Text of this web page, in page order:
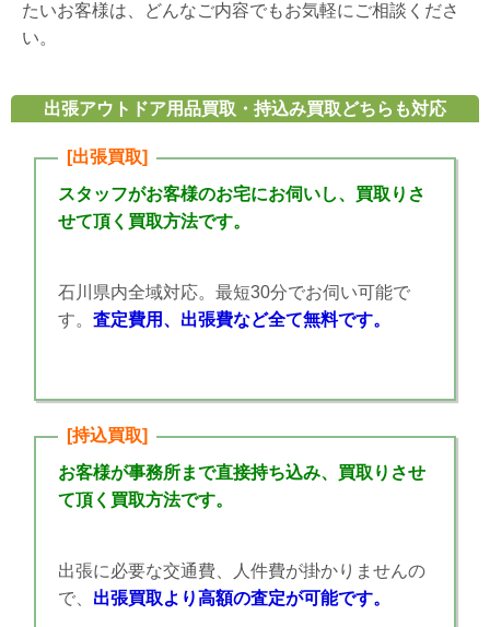
たいお客様は、どんなご内容でもお気軽にご相談くださ
い。
出張アウトドア用品買取・持込み買取どちらも対応
[出張買取]
スタッフがお客様のお宅にお伺いし、買取りさ
せて頂く買取方法です。
石川県内全域対応。最短30分でお伺い可能で
す。 査定費用、出張費など全て無料です。
[持込買取]
お客様が事務所まで直接持ち込み、買取りさせ
て頂く買取方法です。
出張に必要な交通費、人件費が掛かりませんの
で、 出張買取より高額の査定が可能です。